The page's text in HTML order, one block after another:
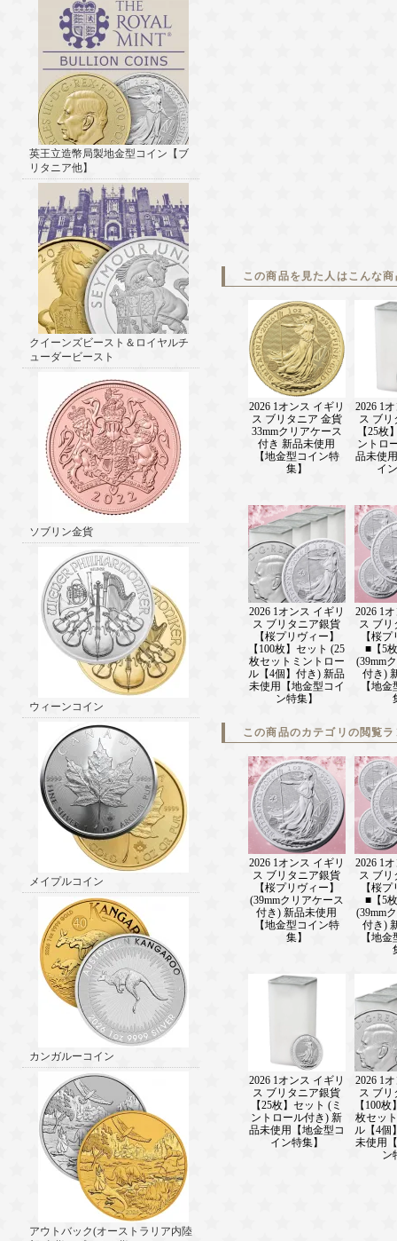
英王立造幣局製地金型コイン【ブ
リタニア他】
クイーンズビースト＆ロイヤルチ
ューダービースト
ソブリン金貨
ウィーンコイン
メイプルコイン
カンガルーコイン
アウトバック(オーストラリア内陸
この商品を見た人はこんな
2026 1オンス イギリ
ス ブリタニア 金貨
33mmクリアケース
付き 新品未使用
【地金型コイン特
集】
2026 1
ス ブリ
【25枚
ントロ
品未使
イ
2026 1オンス イギリ
ス ブリタニア銀貨
【桜プリヴィー】
【100枚】セット (25
枚セットミントロー
ル【4個】付き) 新品
未使用【地金型コイ
ン特集】
2026 1
ス ブリ
【桜
■【5
(39mm
付き)
【地
この商品のカテゴリの閲覧
2026 1オンス イギリ
ス ブリタニア銀貨
【桜プリヴィー】
(39mmクリアケース
付き) 新品未使用
【地金型コイン特
集】
2026 1
ス ブリ
【桜
■【5
(39mm
付き)
【地
2026 1オンス イギリ
ス ブリタニア銀貨
【25枚】セット (ミ
ントロール付き) 新
品未使用【地金型コ
イン特集】
2026 1
ス ブリ
【100
枚セッ
ル【4個
未使用
ン